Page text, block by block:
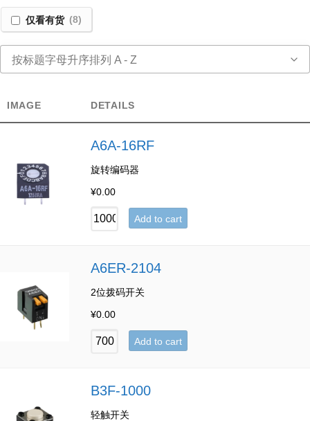
仅看有货 (8)
按标题字母升序排列 A - Z
IMAGE DETAILS
A6A-16RF
旋转编码器
¥0.00
Add to cart
A6ER-2104
2位拨码开关
¥0.00
Add to cart
B3F-1000
轻触开关